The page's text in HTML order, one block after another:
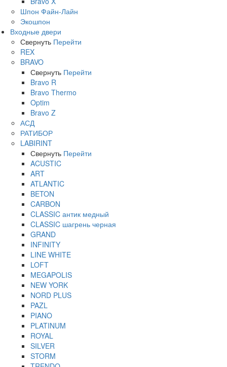
Шпон Файн-Лайн
Экошпон
Входные двери
Свернуть Перейти
REX
BRAVO
Свернуть Перейти
Bravo R
Bravo Thermo
Optim
Bravo Z
АСД
РАТИБОР
LABIRINT
Свернуть Перейти
ACUSTIC
ART
ATLANTIC
BETON
CARBON
CLASSIC антик медный
CLASSIC шагрень черная
GRAND
INFINITY
LINE WHITE
LOFT
MEGAPOLIS
NEW YORK
NORD PLUS
PAZL
PIANO
PLATINUM
ROYAL
SILVER
STORM